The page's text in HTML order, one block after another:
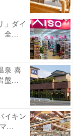
」ダイ
全...
泉 喜
盤...
イキン
...